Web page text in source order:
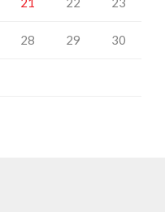
28 29 30